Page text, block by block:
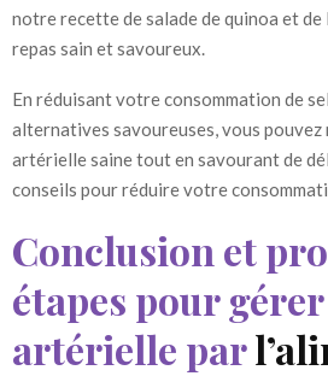
notre recette de salade de quinoa et
repas sain et savoureux.
En réduisant votre consommation de
alternatives savoureuses, vous
artérielle saine tout en savourant de
conseils pour réduire votre
Conclusion et
étapes pour
artérielle par